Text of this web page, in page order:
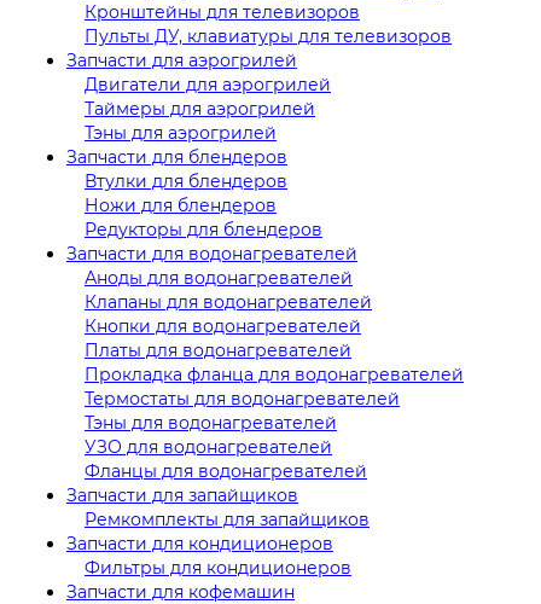
Кронштейны для телевизоров
Пульты ДУ, клавиатуры для телевизоров
Запчасти для аэрогрилей
Двигатели для аэрогрилей
Таймеры для аэрогрилей
Тэны для аэрогрилей
Запчасти для блендеров
Втулки для блендеров
Ножи для блендеров
Редукторы для блендеров
Запчасти для водонагревателей
Аноды для водонагревателей
Клапаны для водонагревателей
Кнопки для водонагревателей
Платы для водонагревателей
Прокладка фланца для водонагревателей
Термостаты для водонагревателей
Тэны для водонагревателей
УЗО для водонагревателей
Фланцы для водонагревателей
Запчасти для запайщиков
Ремкомплекты для запайщиков
Запчасти для кондиционеров
Фильтры для кондиционеров
Запчасти для кофемашин